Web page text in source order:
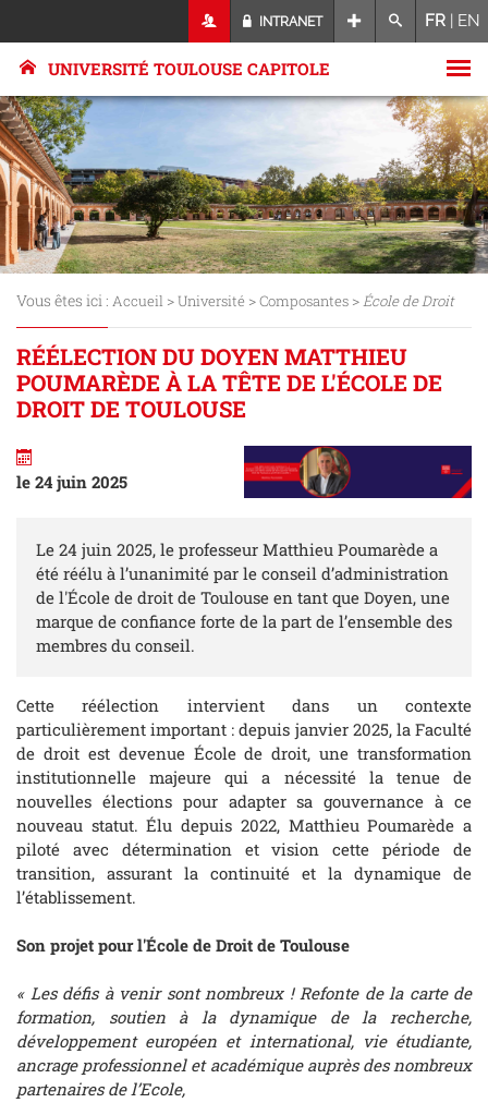
INTRANET FR | EN
UNIVERSITÉ TOULOUSE CAPITOLE
Vous êtes ici : Accueil >Université >Composantes >École de Droit
RÉÉLECTION DU DOYEN MATTHIEU
POUMARÈDE À LA TÊTE DE L'ÉCOLE DE
DROIT DE TOULOUSE
le 24 juin 2025
Le 24 juin 2025, le professeur Matthieu Poumarède a
été réélu à l’unanimité par le conseil d’administration
de l'École de droit de Toulouse en tant que Doyen, une
marque de confiance forte de la part de l’ensemble des
membres du conseil.
Cette réélection intervient dans un contexte
particulièrement important : depuis janvier 2025, la Faculté
de droit est devenue École de droit, une transformation
institutionnelle majeure qui a nécessité la tenue de
nouvelles élections pour adapter sa gouvernance à ce
nouveau statut. Élu depuis 2022, Matthieu Poumarède a
piloté avec détermination et vision cette période de
transition, assurant la continuité et la dynamique de
l’établissement.
Son projet pour l'École de Droit de Toulouse
« Les défis à venir sont nombreux ! Refonte de la carte de
formation, soutien à la dynamique de la recherche,
développement européen et international, vie étudiante,
ancrage professionnel et académique auprès des nombreux
partenaires de l’Ecole,